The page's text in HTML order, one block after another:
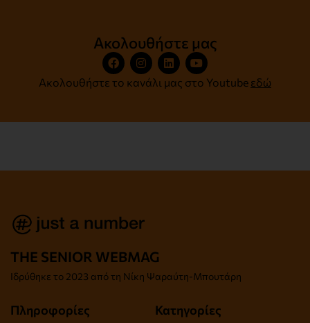
Ακολουθήστε μας
Ακολουθήστε το κανάλι μας στο Youtube εδώ
THE SENIOR WEBMAG
Iδρύθηκε το 2023 από τη Νίκη Ψαραύτη-Μπουτάρη
Πληροφορίες Κατηγορίες